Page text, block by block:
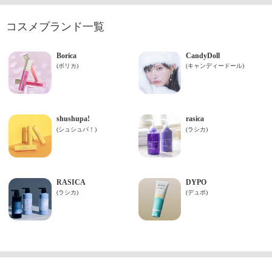
コスメブランド一覧